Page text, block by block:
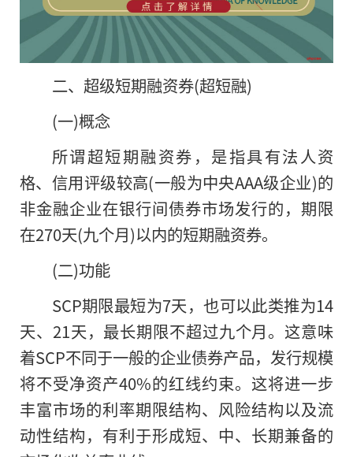
二、超级短期融资券(超短融)
(一)概念
所谓超短期融资券，是指具有法人资
格、信用评级较高(一般为中央AAA级企业)的
非金融企业在银行间债券市场发行的，期限
在270天(九个月)以内的短期融资券。
(二)功能
SCP期限最短为7天，也可以此类推为14
天、21天，最长期限不超过九个月。这意味
着SCP不同于一般的企业债券产品，发行规模
将不受净资产40%的红线约束。这将进一步
丰富市场的利率期限结构、风险结构以及流
动性结构，有利于形成短、中、长期兼备的